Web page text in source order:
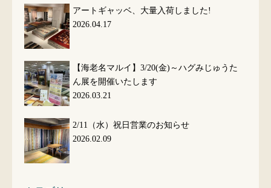
アートギャッベ、大量入荷しました!
2026.04.17
【海老名マルイ】3/20(金)～ハグみじゅうた
ん展を開催いたします
2026.03.21
2/11（水）祝日営業のお知らせ
2026.02.09